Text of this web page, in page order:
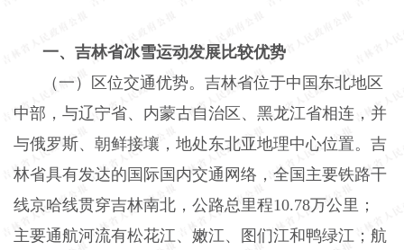
一、吉林省冰雪运动发展比较优势
（一）区位交通优势。吉林省位于中国东北地区
中部，与辽宁省、内蒙古自治区、黑龙江省相连，并
与俄罗斯、朝鲜接壤，地处东北亚地理中心位置。吉
林省具有发达的国际国内交通网络，全国主要铁路干
线京哈线贯穿吉林南北，公路总里程10.78万公里；
主要通航河流有松花江、嫩江、图们江和鸭绿江；航